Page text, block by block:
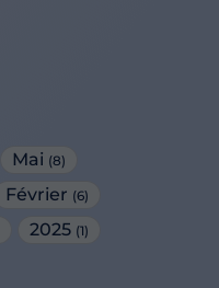
Mai (8)
Février (6)
2025 (1)